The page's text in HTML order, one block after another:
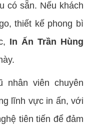
có sẵn. Nếu khách
thiết kế phong bì
In Ấn Trần Hùng
nhân viên chuyên
lĩnh vực in ấn, với
tiên tiến để đảm